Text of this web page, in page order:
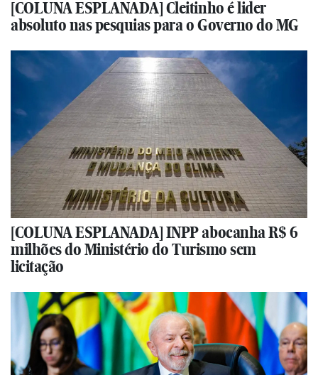
[COLUNA ESPLANADA] Cleitinho é lider
absoluto nas pesquias para o Governo do MG
[COLUNA ESPLANADA] INPP abocanha R$ 6
milhões do Ministério do Turismo sem
licitação